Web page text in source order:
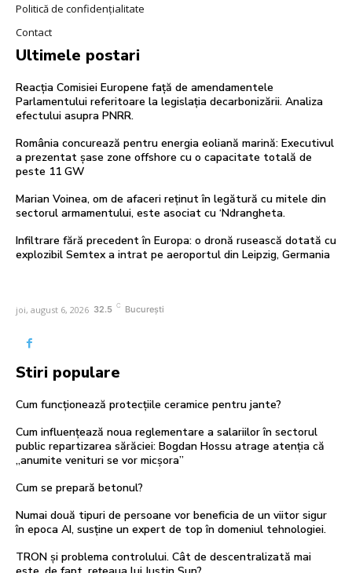
Politică de confidențialitate
Contact
Ultimele postari
Reacția Comisiei Europene față de amendamentele
Parlamentului referitoare la legislația decarbonizării. Analiza
efectului asupra PNRR.
România concurează pentru energia eoliană marină: Executivul
a prezentat șase zone offshore cu o capacitate totală de
peste 11 GW
Marian Voinea, om de afaceri reținut în legătură cu mitele din
sectorul armamentului, este asociat cu ‘Ndrangheta.
Infiltrare fără precedent în Europa: o dronă rusească dotată cu
explozibil Semtex a intrat pe aeroportul din Leipzig, Germania
joi, august 6, 2026 32.5 C București
Stiri populare
Cum funcționează protecțiile ceramice pentru jante?
Cum influențează noua reglementare a salariilor în sectorul
public repartizarea sărăciei: Bogdan Hossu atrage atenția că
„anumite venituri se vor micșora”
Cum se prepară betonul?
Numai două tipuri de persoane vor beneficia de un viitor sigur
în epoca AI, susține un expert de top în domeniul tehnologiei.
TRON și problema controlului. Cât de descentralizată mai